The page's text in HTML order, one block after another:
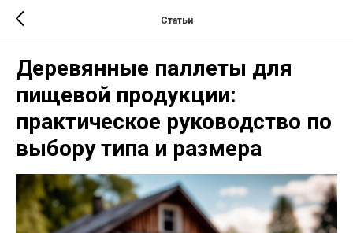
Статьи
Деревянные паллеты для
пищевой продукции:
практическое руководство по
выбору типа и размера